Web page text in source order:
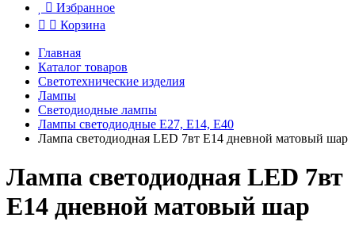
Избранное
Корзина
Главная
Каталог товаров
Светотехнические изделия
Лампы
Светодиодные лампы
Лампы светодиодные E27, E14, E40
Лампа светодиодная LED 7вт Е14 дневной матовый шар
Лампа светодиодная LED 7вт
Е14 дневной матовый шар